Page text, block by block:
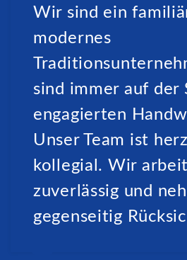
Wir sind ein
modernes
sind immer auf der
engagierten
Unser Team ist
kollegial. Wir
zuverlässig und
gegenseitig